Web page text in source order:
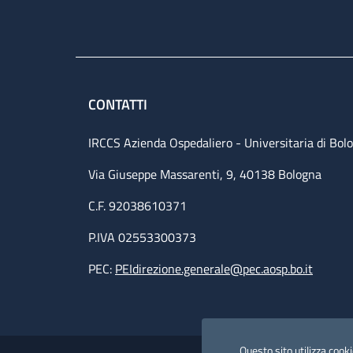
CONTATTI
IRCCS Azienda Ospedaliero - Universitaria di
Via Giuseppe Massarenti, 9, 40138 Bologna
C.F. 92038610371
P.IVA 02553300373
PEC: PEIdirezione.generale@pec.aosp.bo.it